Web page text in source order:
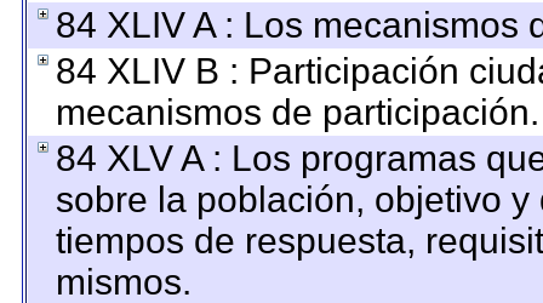
84 XLIV A : Los mecanismos
84 XLIV B : Participación
mecanismos de participación.
84 XLV A : Los programas
sobre la población, objetivo
tiempos de respuesta,
mismos.